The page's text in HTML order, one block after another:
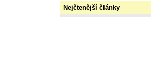
Nejčtenější články